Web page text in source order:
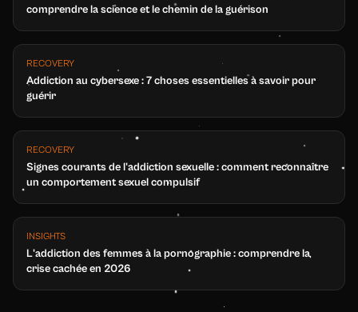
comprendre la science et le chemin de la guérison
RECOVERY
Addiction au cybersexe : 7 choses essentielles à savoir pour
guérir
RECOVERY
Signes courants de l'addiction sexuelle : comment reconnaître
un comportement sexuel compulsif
INSIGHTS
L'addiction des femmes à la pornographie : comprendre la
crise cachée en 2026